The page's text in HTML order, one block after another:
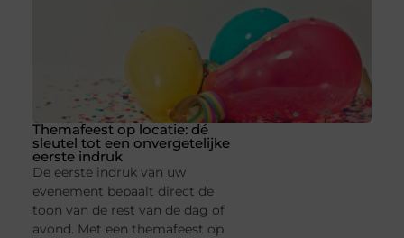
Themafeest op locatie: dé
sleutel tot een onvergetelijke
eerste indruk
De eerste indruk van uw
evenement bepaalt direct de
toon van de rest van de dag of
avond. Met een themafeest op